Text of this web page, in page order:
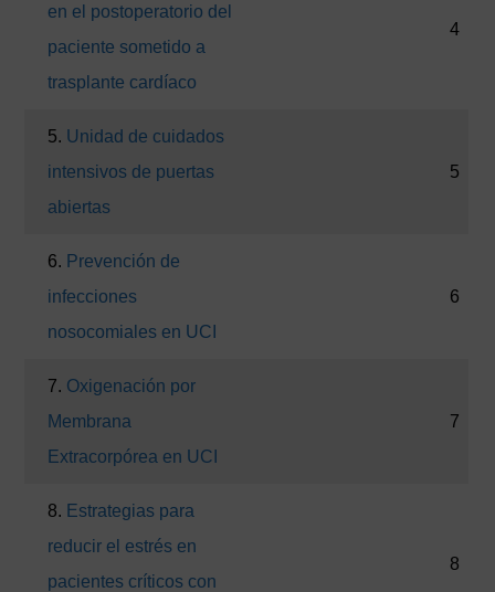
en el postoperatorio del
paciente sometido a
trasplante cardíaco
4
5. Unidad de cuidados
intensivos de puertas
abiertas
5
6. Prevención de
infecciones
nosocomiales en UCI
6
7. Oxigenación por
Membrana
Extracorpórea en UCI
7
8. Estrategias para
reducir el estrés en
pacientes críticos con
8